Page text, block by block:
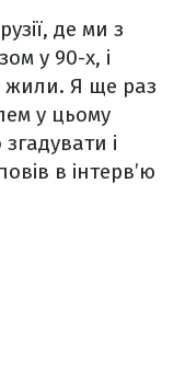
де ми з
у 90-х, і
жили. Я ще раз
у цьому
і
в інтерв’ю